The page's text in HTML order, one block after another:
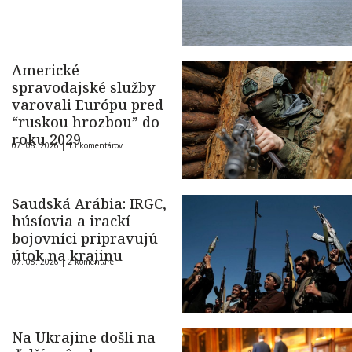
Americké
spravodajské služby
varovali Európu pred
“ruskou hrozbou” do
roku 2029
07. 08. 2026 |13 komentárov
Saudská Arábia: IRGC,
húsíovia a irackí
bojovníci pripravujú
útok na krajinu
07. 08. 2026 |2 komentáre
Na Ukrajine došli na